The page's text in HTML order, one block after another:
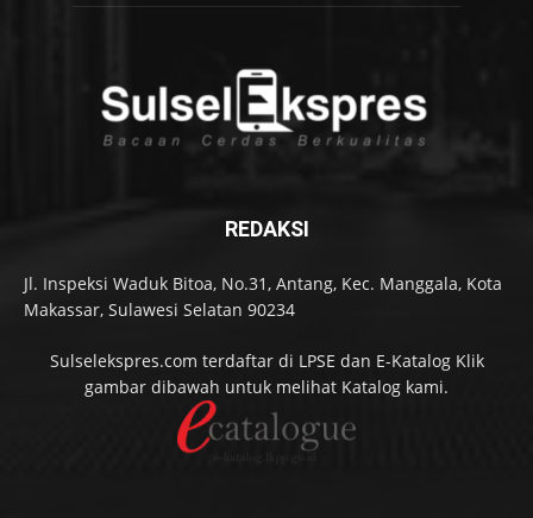
REDAKSI
Jl. Inspeksi Waduk Bitoa, No.31, Antang, Kec. Manggala, Kota
Makassar, Sulawesi Selatan 90234
Sulselekspres.com terdaftar di LPSE dan E-Katalog Klik
gambar dibawah untuk melihat Katalog kami.